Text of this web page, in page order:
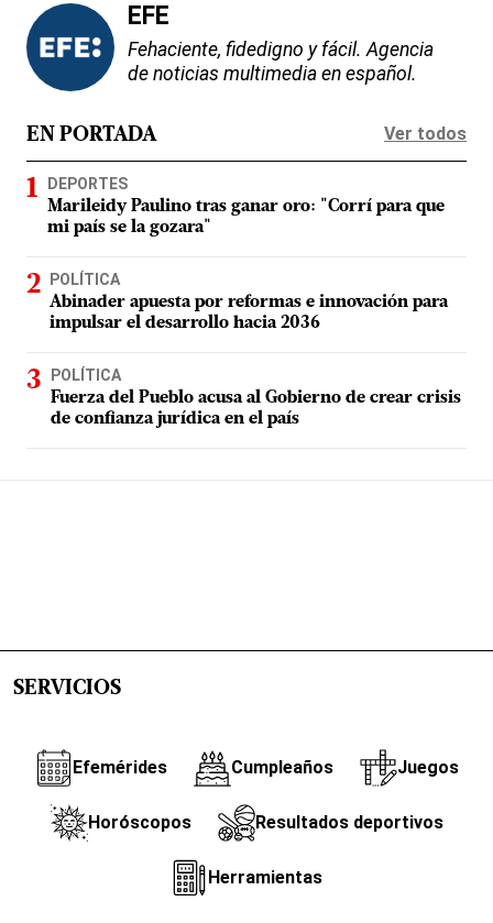
EFE
Fehaciente, fidedigno y fácil. Agencia
de noticias multimedia en español.
EN PORTADA Ver todos
DEPORTES
Marileidy Paulino tras ganar oro: "Corrí para que
mi país se la gozara"
POLÍTICA
Abinader apuesta por reformas e innovación para
impulsar el desarrollo hacia 2036
POLÍTICA
Fuerza del Pueblo acusa al Gobierno de crear crisis
de confianza jurídica en el país
SERVICIOS
Efemérides Cumpleaños Juegos
Horóscopos Resultados deportivos
Herramientas